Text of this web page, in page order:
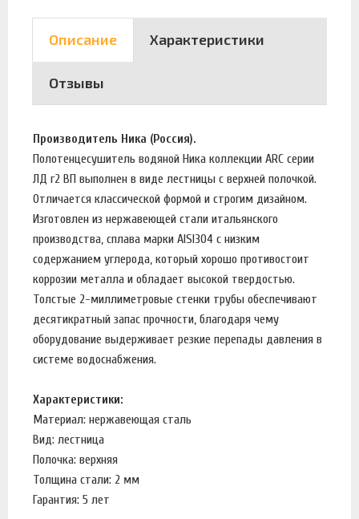
Описание Характеристики
Отзывы
Производитель Ника (Россия).
Полотенцесушитель водяной Ника коллекции ARC серии
ЛД г2 ВП выполнен в виде лестницы с верхней полочкой.
Отличается классической формой и строгим дизайном.
Изготовлен из нержавеющей стали итальянского
производства, сплава марки AISI304 с низким
содержанием углерода, который хорошо противостоит
коррозии металла и обладает высокой твердостью.
Толстые 2-миллиметровые стенки трубы обеспечивают
десятикратный запас прочности, благодаря чему
оборудование выдерживает резкие перепады давления в
системе водоснабжения.
Характеристики:
Материал: нержавеющая сталь
Вид: лестница
Полочка: верхняя
Толщина стали: 2 мм
Гарантия: 5 лет